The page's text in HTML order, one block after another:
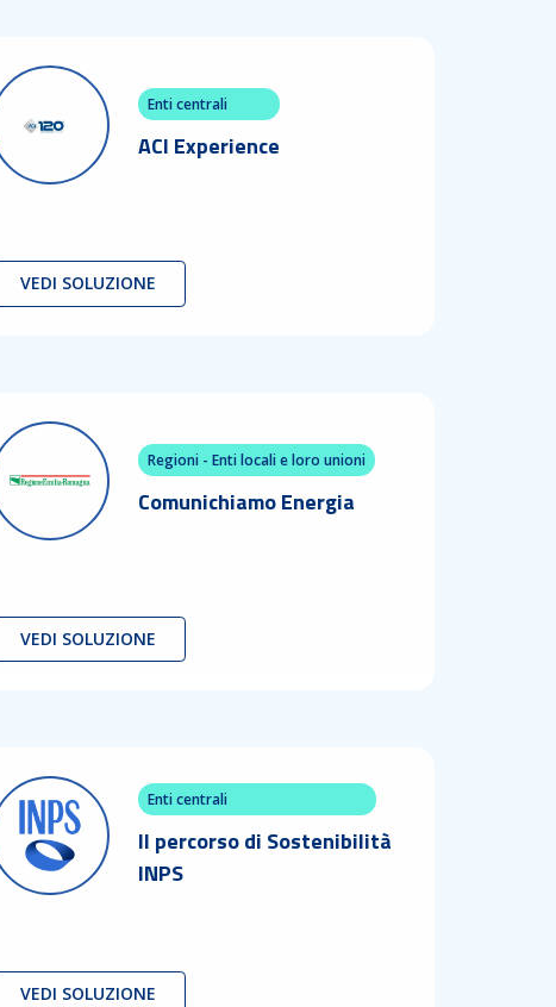
Enti centrali
ACI Experience
VEDI SOLUZIONE
Regioni - Enti locali e loro unioni
Comunichiamo Energia
VEDI SOLUZIONE
Enti centrali
Il percorso di Sostenibilità
INPS
VEDI SOLUZIONE